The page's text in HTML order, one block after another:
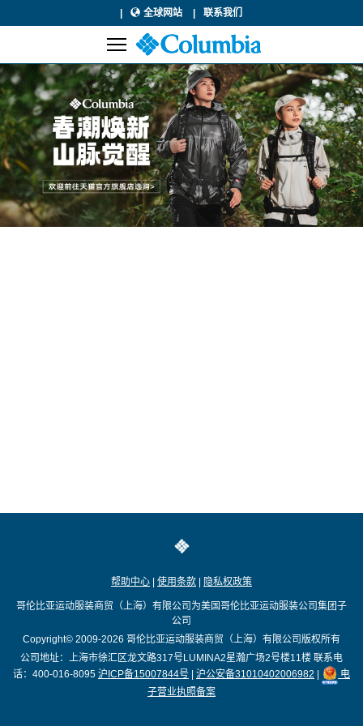
全球网站 联系我们
帮助中心 使用条款 隐私权政策
哥伦比亚运动服装商贸（上海）有限公司为美国哥伦比亚运动服装公司集团子
公司
Copyright© 2009-2026 哥伦比亚运动服装商贸（上海）有限公司版权所有
公司地址：上海市徐汇区龙文路317号LUMINA2星瀚广场2号楼11楼 联系电
话：400-016-8095 沪ICP备15007844号 沪公安备31010402006982
电
子营业执照备案